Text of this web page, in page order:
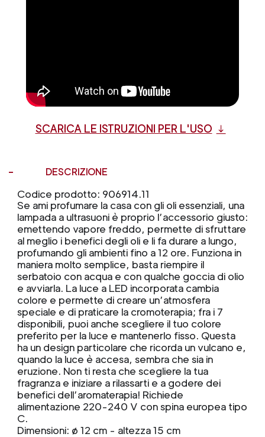
SCARICA LE ISTRUZIONI PER L'USO
DESCRIZIONE
Codice prodotto: 906914.11
Se ami profumare la casa con gli oli essenziali, una
lampada a ultrasuoni è proprio l’accessorio giusto:
emettendo vapore freddo, permette di sfruttare
al meglio i benefici degli oli e li fa durare a lungo,
profumando gli ambienti fino a 12 ore. Funziona in
maniera molto semplice, basta riempire il
serbatoio con acqua e con qualche goccia di olio
e avviarla. La luce a LED incorporata cambia
colore e permette di creare un’atmosfera
speciale e di praticare la cromoterapia; fra i 7
disponibili, puoi anche scegliere il tuo colore
preferito per la luce e mantenerlo fisso. Questa
ha un design particolare che ricorda un vulcano e,
quando la luce è accesa, sembra che sia in
eruzione. Non ti resta che scegliere la tua
fragranza e iniziare a rilassarti e a godere dei
benefici dell’aromaterapia! Richiede
alimentazione 220-240 V con spina europea tipo
C.
Dimensioni: ø 12 cm - altezza 15 cm